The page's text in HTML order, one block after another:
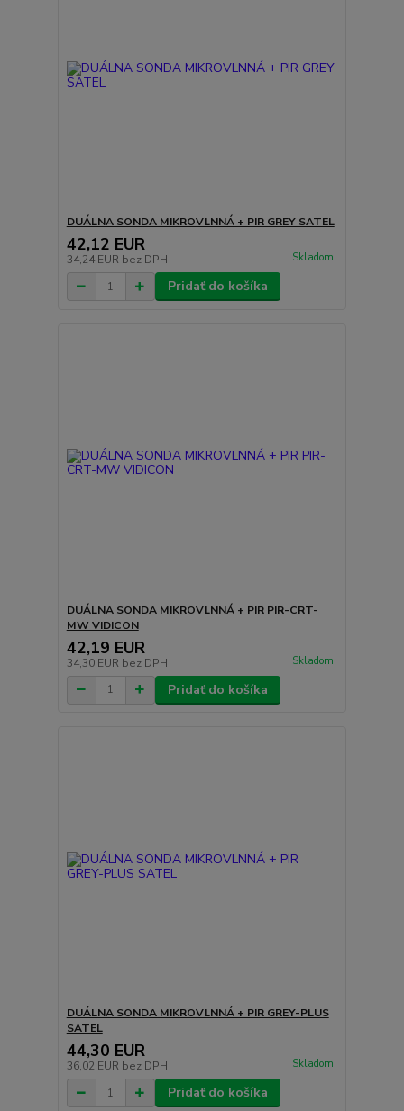
DUÁLNA SONDA MIKROVLNNÁ + PIR GREY SATEL
42,12 EUR
34,24 EUR bez DPH Skladom
Pridať do košíka
DUÁLNA SONDA MIKROVLNNÁ + PIR PIR-CRT-
MW VIDICON
42,19 EUR
34,30 EUR bez DPH Skladom
Pridať do košíka
DUÁLNA SONDA MIKROVLNNÁ + PIR GREY-PLUS
SATEL
44,30 EUR
36,02 EUR bez DPH Skladom
Pridať do košíka